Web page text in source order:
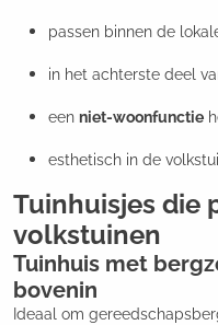
passen binnen de
in het achterste deel
een niet-woonfunctie
esthetisch in de
Tuinhuisjes die
volkstuinen
Tuinhuis met
bovenin
Ideaal om